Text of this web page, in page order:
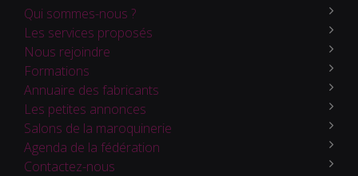
Qui sommes-nous ?
Les services proposés
Nous rejoindre
Formations
Annuaire des fabricants
Les petites annonces
Salons de la maroquinerie
Agenda de la fédération
Contactez-nous